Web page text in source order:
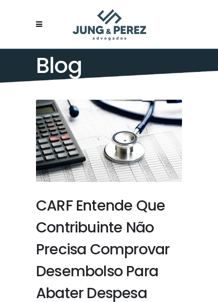
Blog
CARF Entende Que
Contribuinte Não
Precisa Comprovar
Desembolso Para
Abater Despesa